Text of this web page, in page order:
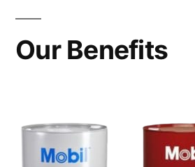
Our Benefits